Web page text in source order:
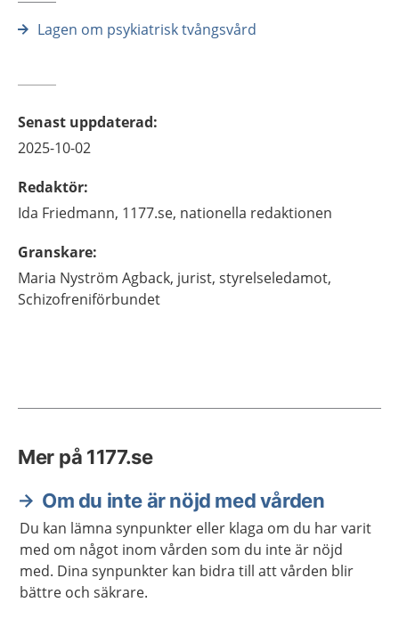
Lagen om psykiatrisk tvångsvård
Senast uppdaterad:
2025-10-02
Redaktör:
Ida Friedmann, 1177.se, nationella redaktionen
Granskare:
Maria Nyström Agback, jurist, styrelseledamot,
Schizofreniförbundet
Mer på 1177.se
Om du inte är nöjd med vården
Du kan lämna synpunkter eller klaga om du har varit
med om något inom vården som du inte är nöjd
med. Dina synpunkter kan bidra till att vården blir
bättre och säkrare.